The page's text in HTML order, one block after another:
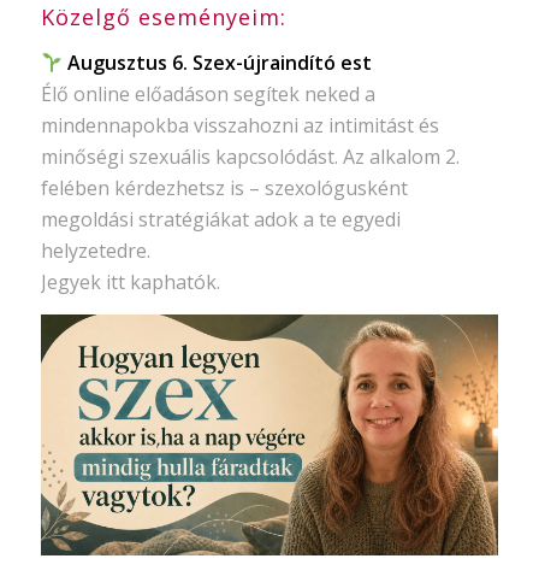
Közelgő eseményeim:
Augusztus 6. Szex-újraindító est
Élő online előadáson segítek neked a
mindennapokba visszahozni az intimitást és
minőségi szexuális kapcsolódást. Az alkalom 2.
felében kérdezhetsz is – szexológusként
megoldási stratégiákat adok a te egyedi
helyzetedre.
Jegyek itt kaphatók.